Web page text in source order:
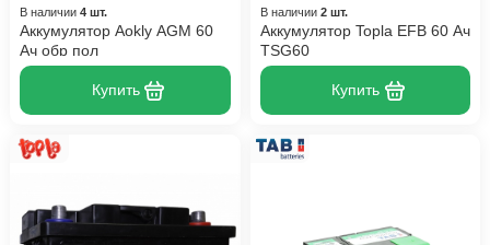
В наличии 4 шт.
Аккумулятор Aokly AGM 60
Ач обр пол
Купить
В наличии 2 шт.
Аккумулятор Topla EFB 60 Ач
TSG60
Купить